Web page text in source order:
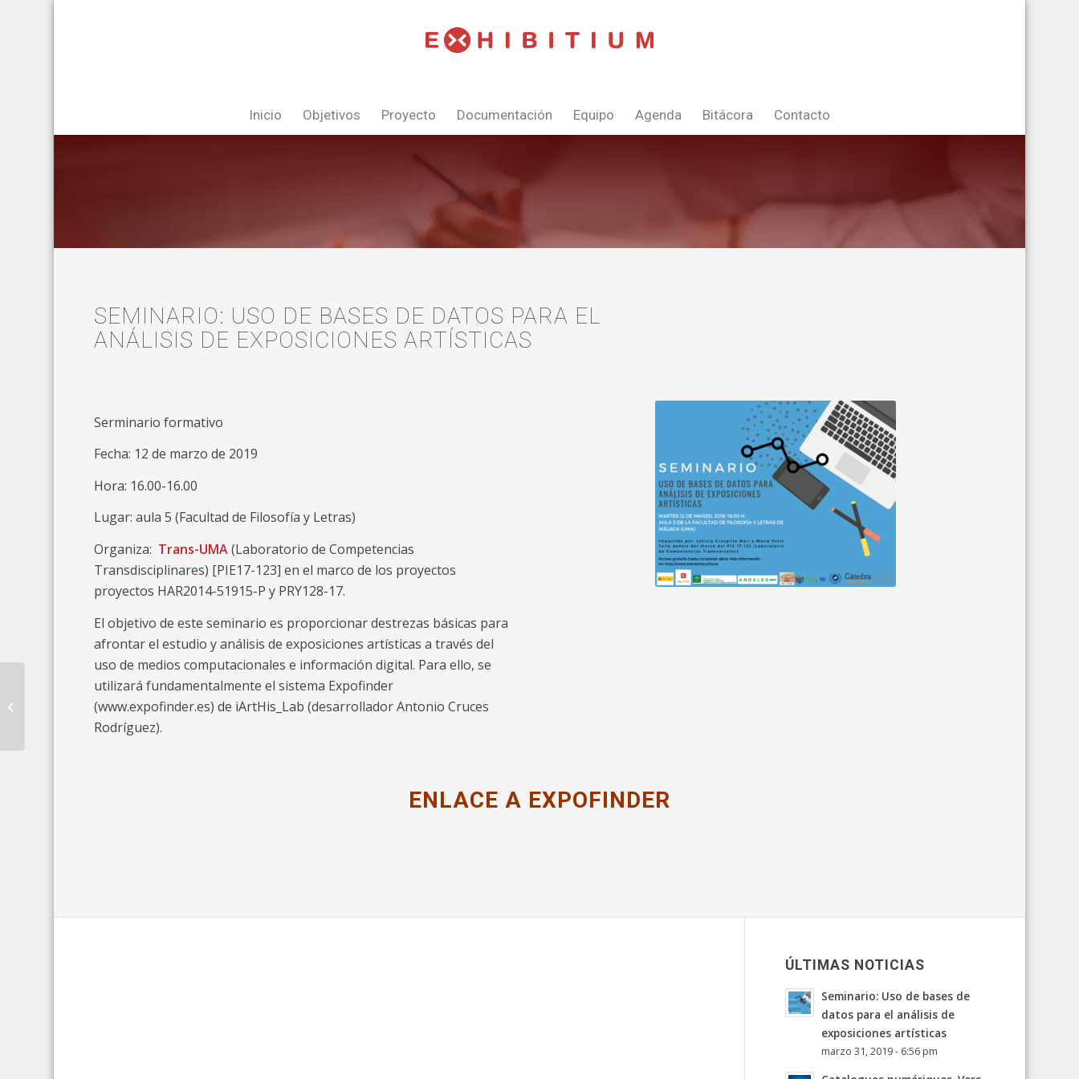
Inicio Objetivos Proyecto Documentación Equipo Agenda Bitácora Contacto
SEMINARIO: USO DE BASES DE DATOS PARA EL
ANÁLISIS DE EXPOSICIONES ARTÍSTICAS
Serminario formativo
Fecha: 12 de marzo de 2019
Hora: 16.00-16.00
Lugar: aula 5 (Facultad de Filosofía y Letras)
Organiza: Trans-UMA(Laboratorio de Competencias
Transdisciplinares) [PIE17-123] en el marco de los proyectos
proyectos HAR2014-51915-P y PRY128-17.
El objetivo de este seminario es proporcionar destrezas básicas para
afrontar el estudio y análisis de exposiciones artísticas a través del
uso de medios computacionales e información digital. Para ello, se
utilizará fundamentalmente el sistema Expofinder
(www.expofinder.es) de iArtHis_Lab (desarrollador Antonio Cruces
Rodríguez).
ENLACE A EXPOFINDER
ÚLTIMAS NOTICIAS
Seminario: Uso de bases de
datos para el análisis de
exposiciones artísticas
marzo 31, 2019 - 6:56 pm
numériques. Vers
l’interopérabilité
(February 5, 2019)